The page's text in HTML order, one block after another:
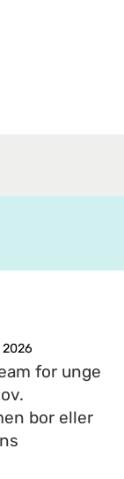
for unge
bor eller